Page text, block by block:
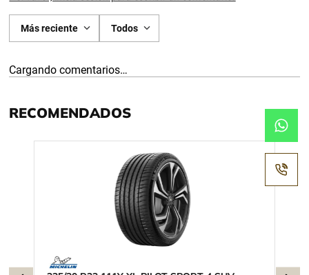
Más reciente Todos
Cargando comentarios…
RECOMENDADOS